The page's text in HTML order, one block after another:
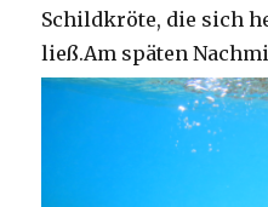
Schildkröte, die sich
ließ.Am späten